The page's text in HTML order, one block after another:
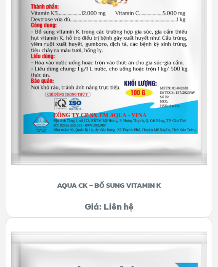
AQUA CK – BỔ SUNG VITAMIN K
Giá: Liên hệ